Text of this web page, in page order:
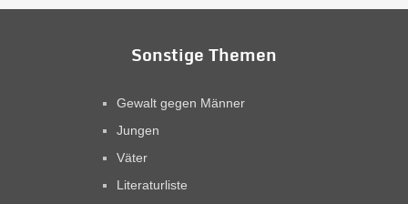
Sonstige Themen
Gewalt gegen Männer
Jungen
Väter
Literaturliste